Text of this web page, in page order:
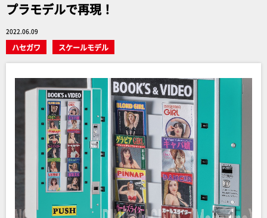
プラモデルで再現！
2022.06.09
ハセガワ スケールモデル